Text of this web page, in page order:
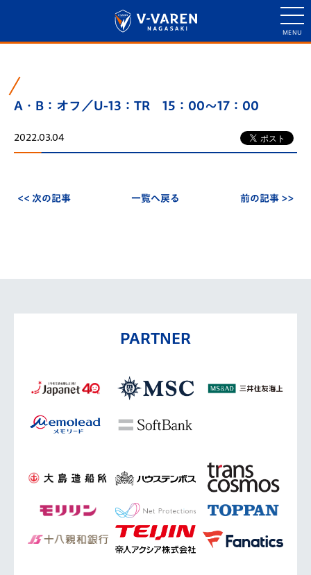
A・B：オフ／U-13：TR 15：00～17：00
2022.03.04
<< 次の記事 一覧へ戻る 前の記事 >>
PARTNER